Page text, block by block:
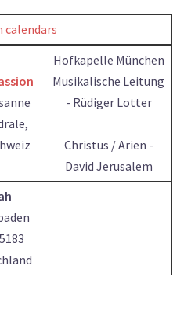
calendars
Hofkapelle München
Musikalische Leitung
- Rüdiger Lotter
Christus / Arien -
David Jerusalem